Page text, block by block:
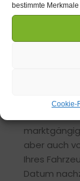
bestimmte
Cookie-
Täglich
verkauft.
aber auch
Ihres
Datum